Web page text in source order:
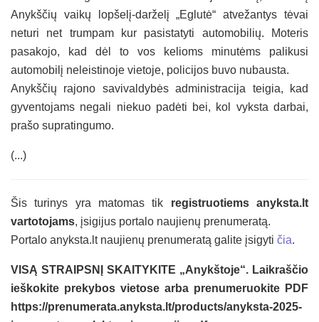
Anykščių vaikų lopšelį-darželį „Eglutė“ atvežantys tėvai
neturi net trumpam kur pasistatyti automobilių. Moteris
pasakojo, kad dėl to vos kelioms minutėms palikusi
automobilį neleistinoje vietoje, policijos buvo nubausta.
Anykščių rajono savivaldybės administracija teigia, kad
gyventojams negali niekuo padėti bei, kol vyksta darbai,
prašo supratingumo.
(...)
Šis turinys yra matomas tik registruotiems anyksta.lt
vartotojams, įsigijus portalo naujienų prenumeratą.
Portalo anyksta.lt naujienų prenumeratą galite įsigyti čia.
VISĄ STRAIPSNĮ SKAITYKITE „Anykštoje“. Laikraščio
ieškokite prekybos vietose arba prenumeruokite PDF
https://prenumerata.anyksta.lt/products/anyksta-2025-